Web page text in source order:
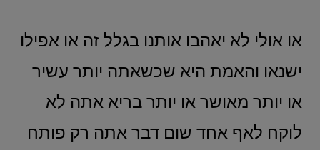
או אולי לא יאהבו אותנו בגלל זה או אפילו
ישנאו והאמת היא שכשאתה יותר עשיר
או יותר מאושר או יותר בריא אתה לא
לוקח לאף אחד שום דבר אתה רק פותח